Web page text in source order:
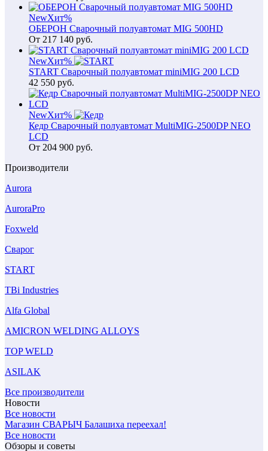
NewХит%
ОБЕРОН Сварочный полуавтомат MIG 500HD
От 217 140 руб.
NewХит%
START Сварочный полуавтомат miniMIG 200 LCD
42 550 руб.
NewХит%
Кедр Сварочный полуавтомат MultiMIG-2500DP NEO
LCD
От 204 900 руб.
Производители
Aurora
AuroraPro
Foxweld
Сварог
START
TBi Industries
Alfa Global
AMICRON WELDING ALLOYS
TOP WELD
ASILAK
Все производители
Новости
Все новости
Магазин СВАРЫЧ Балашиха переехал!
Все новости
Обзоры и советы